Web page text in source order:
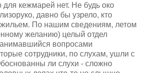
для кежмарей нет. Не будь око
давно бы узрело, кто
По нашим сведениям, летом
желанию) целый отдел
вопросами
сотрудники, по слухам, ушли с
ли слухи - сложно